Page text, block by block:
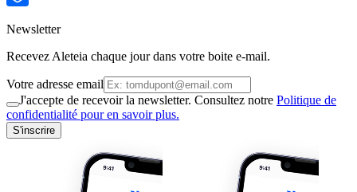
Newsletter
Recevez Aleteia chaque jour dans votre boite e-mail.
Votre adresse email
J'accepte de recevoir la newsletter. Consultez notre Politique de
confidentialité pour en savoir plus.
S'inscrire